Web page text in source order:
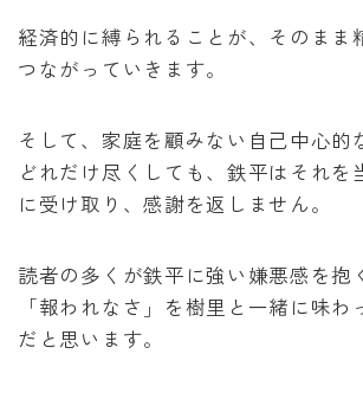
経済的に縛られることが、そのまま
つながっていきます。
そして、家庭を顧みない自己中心的
どれだけ尽くしても、鉄平はそれを
に受け取り、感謝を返しません。
読者の多くが鉄平に強い嫌悪感を抱
「報われなさ」を樹里と一緒に味わ
だと思います。